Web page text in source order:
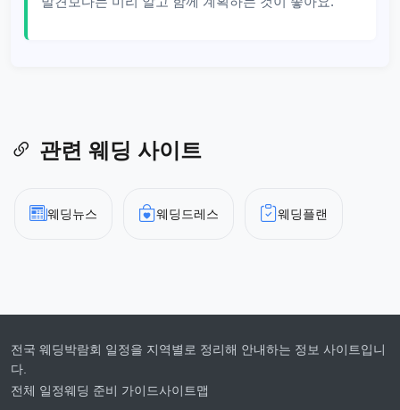
관련 웨딩 사이트
웨딩뉴스 웨딩드레스 웨딩플랜
전국 웨딩박람회 일정을 지역별로 정리해 안내하는 정보 사이트입니
다.
전체 일정웨딩 준비 가이드사이트맵